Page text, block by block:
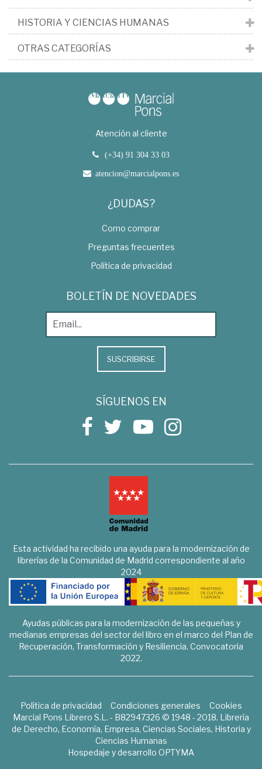
HISTORIA Y CIENCIAS HUMANAS
OTRAS CATEGORÍAS
Atención al cliente
(+34) 91 304 33 03
atencion@marcialpons.es
¿DUDAS?
Como comprar
Preguntas frecuentes
Política de privacidad
BOLETÍN DE NOVEDADES
SUSCRIBIRSE
SÍGUENOS EN
Esta actividad ha recibido una ayuda para la modernización de
librerías de la Comunidad de Madrid correspondiente al año
2024
Ayudas públicas para la modernización de las pequeñas y
medianas empresas del sector del libro en el marco del Plan de
Recuperación, Transformación y Resiliencia. Convocatoria
2022.
Política de privacidad Condiciones generales
Cookies
Marcial Pons Librero S.L. - B82947326 © 1948 - 2018. Librería
de Derecho, Economía, Empresa, Ciencias Sociales, Historia y
Ciencias Humanas
Hospedaje y desarrollo OPTYMA